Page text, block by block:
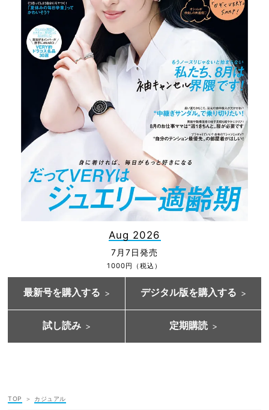
Aug 2026
7月7日発売
1000円（税込）
最新号を購入する デジタル版を購入する
試し読み 定期購読
TOP カジュアル